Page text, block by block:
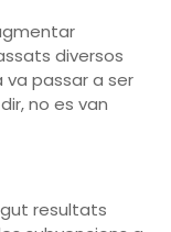
diversos
passar a ser
no es van
resultats